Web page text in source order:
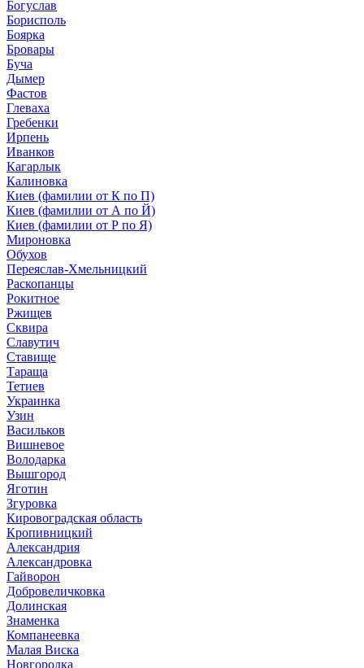
Богуслав
Борисполь
Боярка
Бровары
Буча
Дымер
Фастов
Глеваха
Гребенки
Ирпень
Иванков
Кагарлык
Калиновка
Киев (фамилии от К по П)
Киев (фамилии от А по Й)
Киев (фамилии от Р по Я)
Мироновка
Обухов
Переяслав-Хмельницкий
Раскопанцы
Рокитное
Ржищев
Сквира
Славутич
Ставище
Тараща
Тетиев
Украинка
Узин
Васильков
Вишневое
Володарка
Вышгород
Яготин
Згуровка
Кировоградская область
Кропивницкий
Александрия
Александровка
Гайворон
Добровеличковка
Долинская
Знаменка
Компанеевка
Малая Виска
Новгородка